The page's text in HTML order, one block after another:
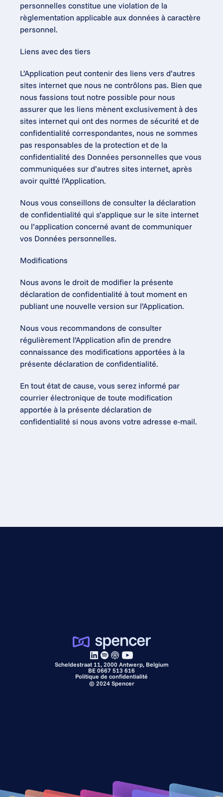
personnelles constitue une violation de la
règlementation applicable aux données à caractère
personnel.
Liens avec des tiers
L’Application peut contenir des liens vers d’autres
sites internet que nous ne contrôlons pas. Bien que
nous fassions tout notre possible pour nous
assurer que les liens mènent exclusivement à des
sites internet qui ont des normes de sécurité et de
confidentialité correspondantes, nous ne sommes
pas responsables de la protection et de la
confidentialité des Données personnelles que vous
communiquées sur d’autres sites internet, après
avoir quitté l’Application.
Nous vous conseillons de consulter la déclaration
de confidentialité qui s’applique sur le site internet
ou l’application concerné avant de communiquer
vos Données personnelles.
Modifications
Nous avons le droit de modifier la présente
déclaration de confidentialité à tout moment en
publiant une nouvelle version sur l’Application.
Nous vous recommandons de consulter
régulièrement l’Application afin de prendre
connaissance des modifications apportées à la
présente déclaration de confidentialité.
En tout état de cause, vous serez informé par
courrier électronique de toute modification
apportée à la présente déclaration de
confidentialité si nous avons votre adresse e-mail.
Scheldestraat 11, 2000 Antwerp, Belgium
BE 0667 513 616
Politique de confidentialité
© 2024 Spencer